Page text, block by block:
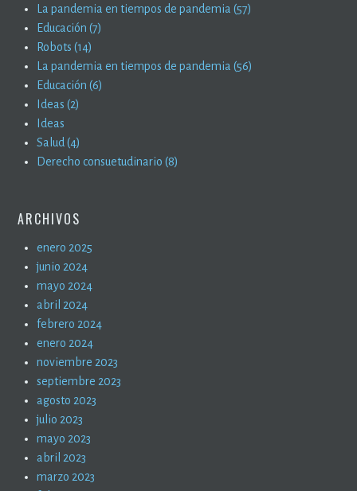
La pandemia en tiempos de pandemia (57)
Educación (7)
Robots (14)
La pandemia en tiempos de pandemia (56)
Educación (6)
Ideas (2)
Ideas
Salud (4)
Derecho consuetudinario (8)
ARCHIVOS
enero 2025
junio 2024
mayo 2024
abril 2024
febrero 2024
enero 2024
noviembre 2023
septiembre 2023
agosto 2023
julio 2023
mayo 2023
abril 2023
marzo 2023